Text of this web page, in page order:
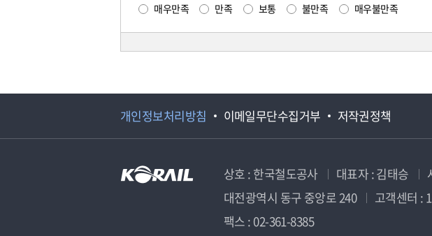
매우만족 만족 보통 불만족 매우불만족
개인정보처리방침 이메일무단수집거부 저작권정책
상호 : 한국철도공사 대표자 : 김태승
대전광역시 동구 중앙로 240
고객센터 :
팩스 : 02-361-8385